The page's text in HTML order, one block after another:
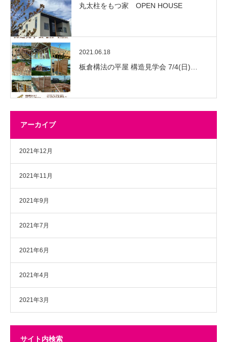
丸太柱をもつ家 OPEN HOUSE
2021.06.18
板倉構法の平屋 構造見学会 7/4(日)…
アーカイブ
2021年12月
2021年11月
2021年9月
2021年7月
2021年6月
2021年4月
2021年3月
サイト内検索